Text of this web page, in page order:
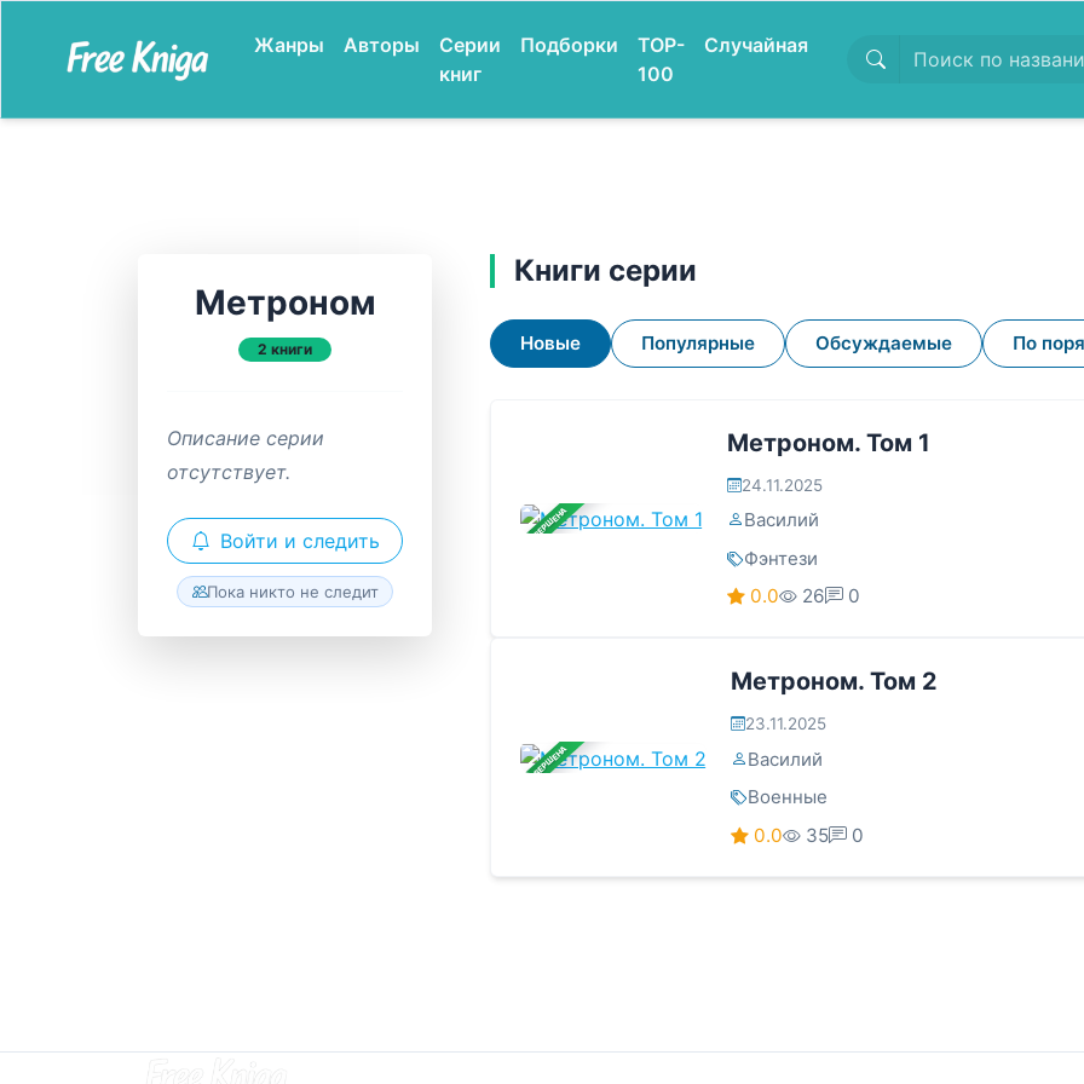
Жанры Авторы
Серии
книг
Подборки
TOP-
100
Случайная
Метроном
2 книги
Описание серии
отсутствует.
Войти и следить
Пока никто не следит
Книги серии
Новые Популярные Обсуждаемые По
ЗАВЕРШЕНА
Метроном. Том 1
24.11.2025
Василий
Фэнтези
0.0
26 0
ЗАВЕРШЕНА
Метроном. Том 2
23.11.2025
Василий
Военные
0.0
35 0